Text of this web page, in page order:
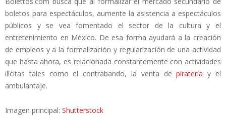
boletos para espectáculos, aumente la asistencia a espectáculos
públicos y se vea fomentado el sector de la cultura y el
entretenimiento en México. De esa forma ayudará a la creación
de empleos y a la formalización y regularización de una actividad
que hasta ahora, es relacionada constantemente con actividades
ilícitas tales como el contrabando, la venta depiratería y el
ambulantaje.
Imagen principal: Shutterstock